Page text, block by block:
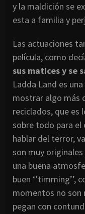
y la maldición se
esta a familia y
Las actuaciones
película, como
sus matices y se
Ladda Land es
mostrar algo más
reciclados, que es
sobre todo para el
hablar del terror,
son muy
una buena
buen ‘’timming’’,
momentos no son
pegan con